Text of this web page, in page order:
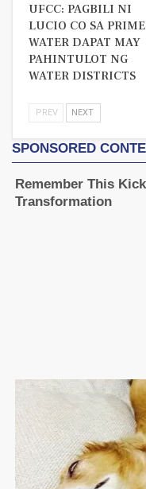
UFCC: PAGBILI NI
LUCIO CO SA PRIME
WATER DAPAT MAY
PAHINTULOT NG
WATER DISTRICTS
PREV NEXT